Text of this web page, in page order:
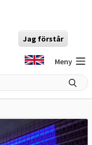
Jag förstår
Meny